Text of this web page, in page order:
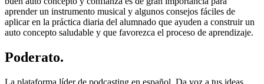
aprender un instrumento musical y algunos consejos fáciles de
aplicar en la práctica diaria del alumnado que ayuden a construir un
auto concepto saludable y que favorezca el proceso de aprendizaje.
Poderato.
La plataforma líder de podcasting en español. Da voz a tus ideas,